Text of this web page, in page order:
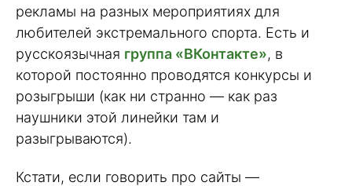
рекламы на разных мероприятиях для
любителей экстремального спорта. Есть и
русскоязычная группа «ВКонтакте», в
которой постоянно проводятся конкурсы и
розыгрыши (как ни странно — как раз
наушники этой линейки там и
разыгрываются).
Кстати, если говорить про сайты —